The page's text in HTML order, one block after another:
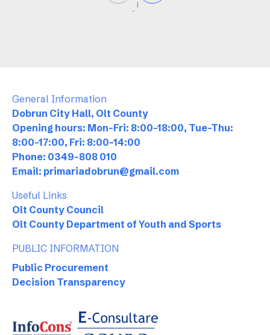
General Information
Dobrun City Hall, Olt County
Opening hours: Mon-Fri: 8:00-18:00, Tue-Thu:
8:00-17:00, Fri: 8:00-14:00
Phone: 0349-808 010
Email: primariadobrun@gmail.com
Useful Links
Olt County Council
Olt County Department of Youth and Sports
PUBLIC INFORMATION
Public Procurement
Decision Transparency